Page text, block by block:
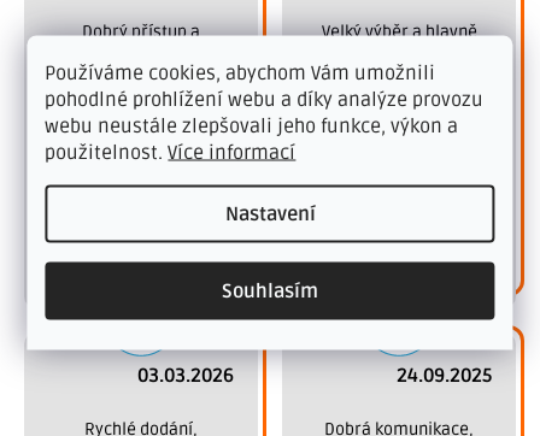
Používáme cookies, abychom Vám umožnili
pohodlné prohlížení webu a díky analýze provozu
webu neustále zlepšovali jeho funkce, výkon a
použitelnost.Více informací
Nastavení
Souhlasím
Dobrý přístup a
Ověřený zákazník
Velký výběr a hlavně
Se vším nám vyšla
vstříc, pomohla nám
sehnat, co jsme
Děkujeme.
Ověřený zákazník
03.03.2026 24.09.2025